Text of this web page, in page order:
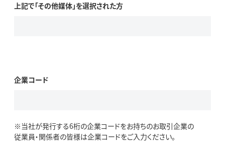
上記で「その他媒体」を選択された方
企業コード
※当社が発行する6桁の企業コードをお持ちのお取引企業の
従業員・関係者の皆様は企業コードをご入力ください。